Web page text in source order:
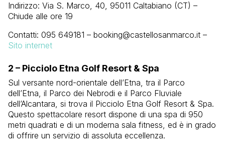
Indirizzo: Via S. Marco, 40, 95011 Caltabiano (CT) –
Chiude alle ore 19
Contatti: 095 649181 – booking@castellosanmarco.it –
Sito internet
2 – Picciolo Etna Golf Resort & Spa
Sul versante nord-orientale dell’Etna, tra il Parco
dell’Etna, il Parco dei Nebrodi e il Parco Fluviale
dell’Alcantara, si trova il Picciolo Etna Golf Resort & Spa.
Questo spettacolare resort dispone di una spa di 950
metri quadrati e di un moderna sala fitness, ed è in grado
di offrire un servizio di assoluta eccellenza.